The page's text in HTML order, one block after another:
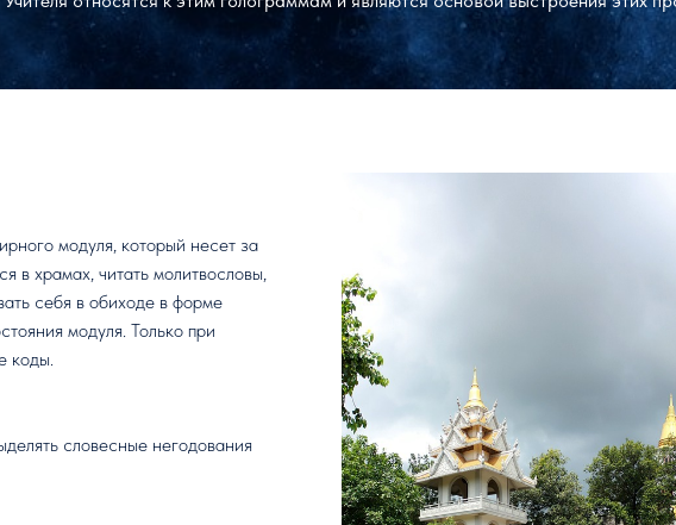
модуля, который несет за
в храмах, читать молитвословы,
себя в обиходе в форме
модуля. Только при
коды.
словесные негодования